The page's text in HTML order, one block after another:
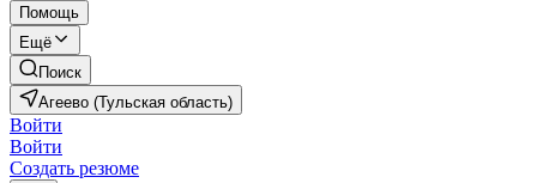
Помощь
Ещё
Поиск
Агеево (Тульская область)
Войти
Войти
Создать резюме